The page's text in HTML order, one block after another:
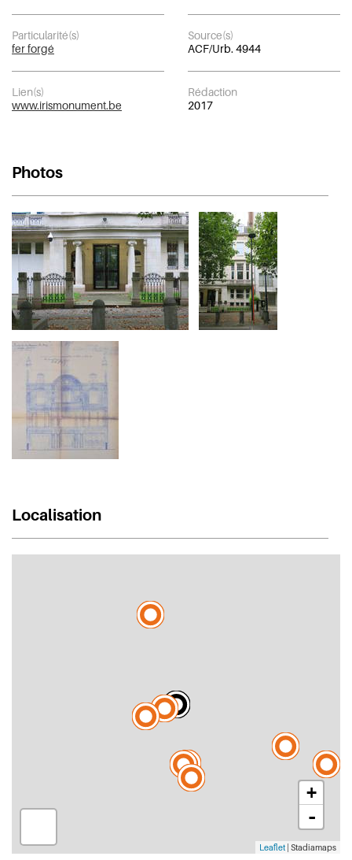
Particularité(s)
fer forgé
Source(s)
ACF/Urb. 4944
Lien(s)
www.irismonument.be
Rédaction
2017
Photos
Localisation
+
-
Leaflet | Stadiamaps